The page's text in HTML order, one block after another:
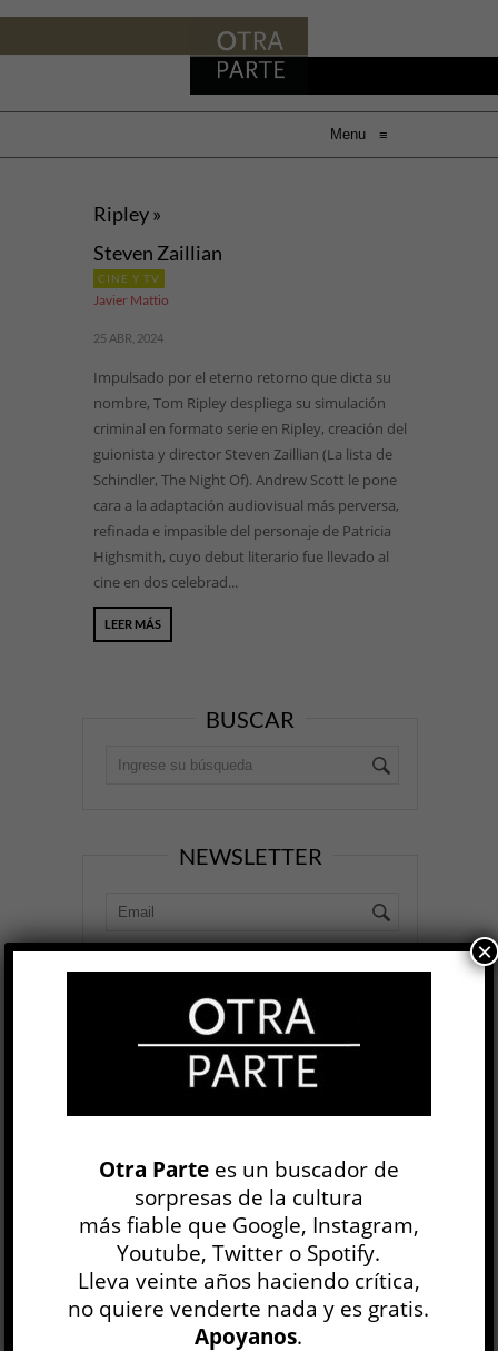
Menu ≡
Ripley »
Steven Zaillian
CINE Y TV
Javier Mattio
25 ABR, 2024
Impulsado por el eterno retorno que dicta su
nombre, Tom Ripley despliega su simulación
criminal en formato serie en Ripley, creación del
guionista y director Steven Zaillian (La lista de
Schindler, The Night Of). Andrew Scott le pone
cara a la adaptación audiovisual más perversa,
refinada e impasible del personaje de Patricia
Highsmith, cuyo debut literario fue llevado al
cine en dos celebrad...
LEER MÁS
BUSCAR
NEWSLETTER
EDICIÓN IMPRESA
30 NÚMEROS
Otra Partees un buscador de
sorpresas de la cultura
más fiable que Google, Instagram,
Youtube, Twitter o Spotify.
Lleva veinte años haciendo crítica,
no quiere venderte nada y es gratis.
Apoyanos.
×